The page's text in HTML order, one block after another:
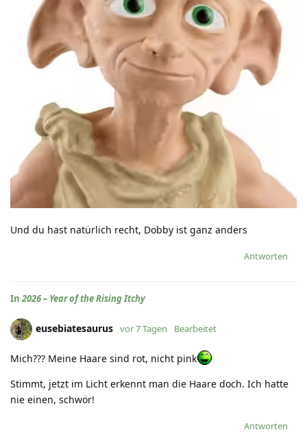
Und du hast natürlich recht, Dobby ist ganz anders
Antworten
In2026 – Year of the Rising Itchy
eusebiatesaurus vor 7 Tagen Bearbeitet
Mich??? Meine Haare sind rot, nicht pink
Stimmt, jetzt im Licht erkennt man die Haare doch. Ich hatte
nie einen, schwör!
Antworten